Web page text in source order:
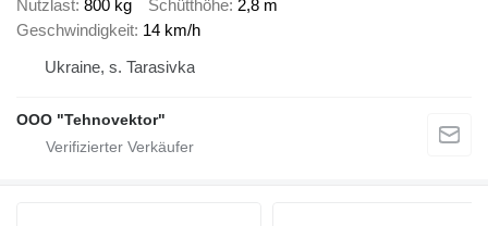
Nutzlast 800 kg Schütthöhe 2,8 m
Geschwindigkeit 14 km/h
Ukraine, s. Tarasivka
OOO "Tehnovektor"